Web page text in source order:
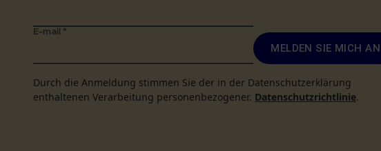
E-mail *
MELDEN SIE MICH AN
Durch die Anmeldung stimmen Sie der in der Datenschutzerklärung
enthaltenen Verarbeitung personenbezogener. Datenschutzrichtlinie.